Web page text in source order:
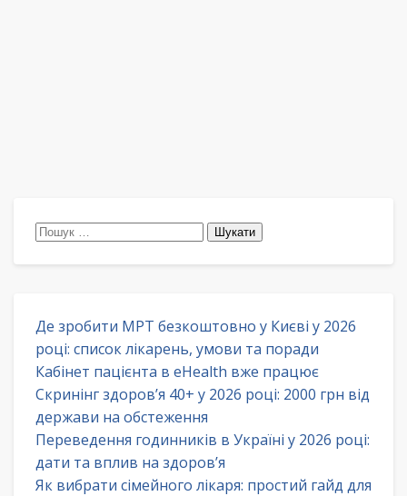
Пошук:
Де зробити МРТ безкоштовно у Києві у 2026
році: список лікарень, умови та поради
Кабінет пацієнта в eHealth вже працює
Скринінг здоров’я 40+ у 2026 році: 2000 грн від
держави на обстеження
Переведення годинників в Україні у 2026 році:
дати та вплив на здоров’я
Як вибрати сімейного лікаря: простий гайд для